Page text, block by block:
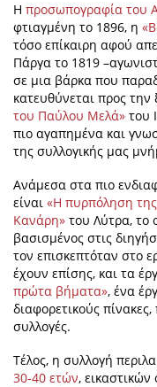
Η προσωπογραφία του
φτιαγμένη το 1896, η
τόσο επίκαιρη αφού
Πάργα το 1819
σε μια βάρκα που
κατευθύνεται προς την
του Παύλου Μελά» του
πιο αγαπημένα και
της συλλογικής μας
Ανάμεσα στα πιο
είναι «Η πυρπόληση
Κανάρη» του Λύτρα, το
βασισμένος στις
τον επισκεπτόταν στο
έχουν επίσης, και τα
πρώτα βήματα», ένα
διαφορετικούς
συλλογές.
Τέλος, η συλλογή
30-40 ετών, εικαστικών